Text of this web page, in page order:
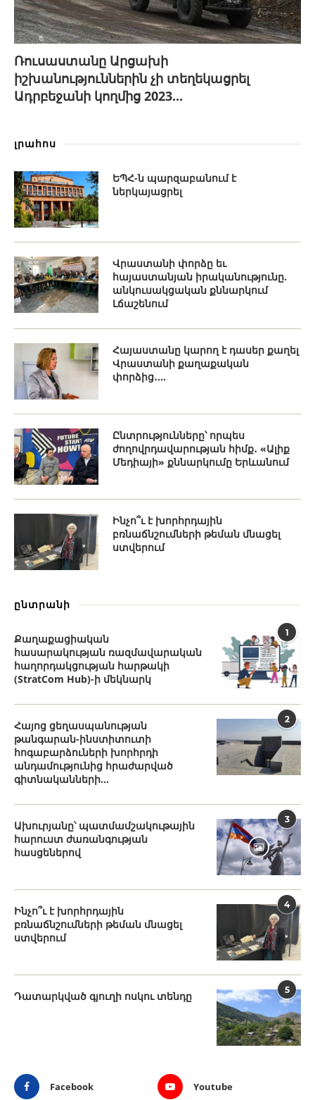
Ռուսաստանը Արցախի
իշխանություններին չի տեղեկացրել
Ադրբեջանի կողմից 2023...
լրահոս
ԵՊՀ-ն պարզաբանում է
ներկայացրել
Վրաստանի փորձը եւ
հայաստանյան իրականությունը.
անկուսակցական քննարկում
Լճաշենում
Հայաստանը կարող է դասեր քաղել
Վրաստանի քաղաքական
փորձից․...
Ընտրությունները՝ որպես
ժողովրդավարության հիմք․ «Ալիք
Մեդիայի» քննարկումը Երևանում
Ինչո՞ւ է խորհրդային
բռնաճնշումների թեման մնացել
ստվերում
ընտրանի
1
Քաղաքացիական
հասարակության ռազմավարական
հաղորդակցության հարթակի
(StratCom Hub)-ի մեկնարկ
2
Հայոց ցեղասպանության
թանգարան-ինստիտուտի
հոգաբարձուների խորհրդի
անդամությունից հրաժարված
գիտնականների...
3
Ախուրյանը՝ պատմամշակութային
հարուստ ժառանգության
հասցեներով
4
Ինչո՞ւ է խորհրդային
բռնաճնշումների թեման մնացել
ստվերում
5
Դատարկված գյուղի ոսկու տենդը
Facebook Youtube